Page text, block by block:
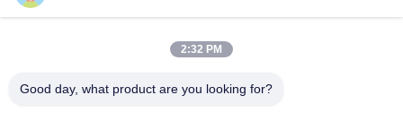
arriba
2:32 PM
Good day, what product are you looking for?